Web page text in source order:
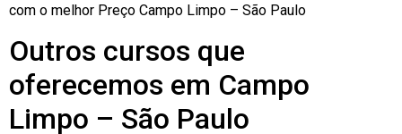
com o melhor Preço Campo Limpo – São Paulo
Outros cursos que
oferecemos em Campo
Limpo – São Paulo